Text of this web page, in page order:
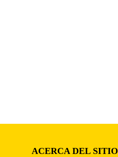
ACERCA DEL SITIO